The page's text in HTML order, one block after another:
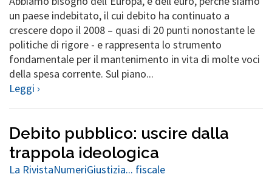
un paese indebitato, il cui debito ha continuato a
crescere dopo il 2008 – quasi di 20 punti nonostante le
politiche di rigore - e rappresenta lo strumento
fondamentale per il mantenimento in vita di molte voci
della spesa corrente. Sul piano...
Leggi ›
Debito pubblico: uscire dalla
trappola ideologica
La RivistaNumeriGiustizia... fiscale